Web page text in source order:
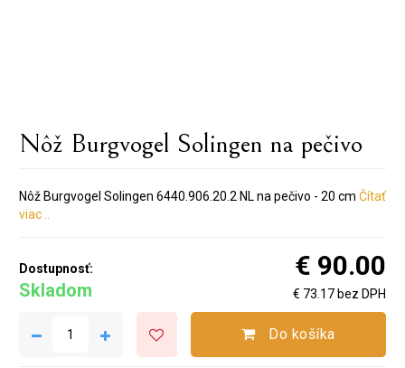
Nôž Burgvogel Solingen na pečivo
Nôž Burgvogel Solingen 6440.906.20.2 NL na pečivo - 20 cm Čítať
viac ..
Dostupnosť:
Skladom
€ 90.00
€ 73.17 bez DPH
Do košíka